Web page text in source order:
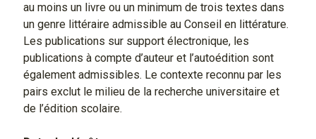
au moins un livre ou un minimum de trois textes dans
un genre littéraire admissible au Conseil en littérature.
Les publications sur support électronique, les
publications à compte d’auteur et l’autoédition sont
également admissibles. Le contexte reconnu par les
pairs exclut le milieu de la recherche universitaire et
de l’édition scolaire.